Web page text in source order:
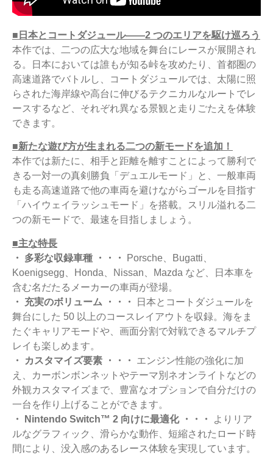
■日本とコートダジュール――2 つのエリアを駆け巡ろう
本作では、二つの広大な地域を舞台にレースが展開され
る。日本においては誰もが知る峠を攻めたり、首都圏の
高速道路でバトルし、コートダジュールでは、太陽に照
らされた海岸線や高台に伸びるテクニカルなルートでレ
ースするなど、それぞれ異なる景観と走りごたえを体験
できます。
■新たな遊び方が生まれる二つの新モードを追加！
本作では新たに、相手と距離を離すことによって勝利で
きる一対一の真剣勝負「デュエルモード」と、一般車両
も走る高速道路で他の車両を避けながらゴールを目指す
「ハイウェイラッシュモード」を搭載。スリル溢れる二
つの新モードで、最速を目指しましょう。
■主な特長
・ 多彩な収録車種 ・・・
Porsche、Bugatti、
Koenigsegg、Honda、Nissan、Mazda など、日本車を
含む名だたるメーカーの車両が登場。
・ 充実のボリューム ・・・
日本とコートダジュールを
舞台にした 50 以上のコースレイアウトを収録。海をま
たぐキャリアモードや、画面分割で対戦できるマルチプ
レイも楽しめます。
・ カスタマイズ要素 ・・・
エンジン性能の強化に加
え、カーボンボンネットやテーマ別ネオンライトなどの
外観カスタマイズまで、豊富なオプションで自分だけの
一台を作り上げることができます。
・ Nintendo Switch™ 2 向けに最適化 ・・・
よりリア
ルなグラフィック、滑らかな動作、短縮されたロード時
間により、没入感のあるレース体験を実現しています。